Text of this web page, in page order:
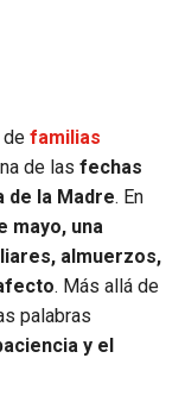
de familias
de las fechas
de la Madre. En
mayo, una
almuerzos,
. Más allá de
palabras
y el